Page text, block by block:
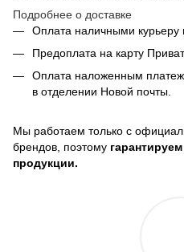
Подробнее о доставке
Оплата наличными курьеру
Предоплата на карту
Оплата наложенным
в отделении Новой почты.
Мы работаем только с
брендов, поэтому
продукции.